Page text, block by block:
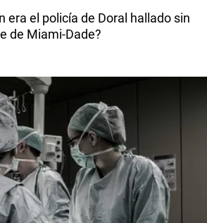
era el policía de Doral hallado sin
de Miami-Dade?